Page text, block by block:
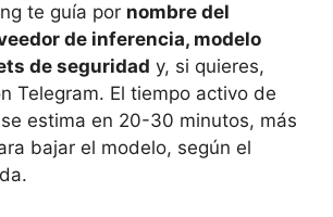
te guía por nombre del
de inferencia, modelo
de seguridad y, si quieres,
Telegram. El tiempo activo de
estima en 20-30 minutos, más
bajar el modelo, según el